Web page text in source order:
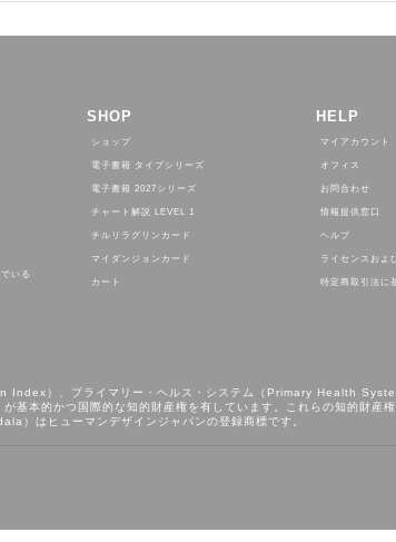
いる
SHOP
ショップ
電子書籍 タイプシリーズ
電子書籍 2027シリーズ
チャート解説 LEVEL 1
チルリラグリンカード
マイダンジョンカード
カート
HELP
マイアカウント
オフィス
お問合わせ
情報提供窓口
ヘルプ
ライセンスおよ
特定商取引法に
）、プライマリー・ヘルス・システム（Primary Health
本的かつ国際的な知的財産権を有しています。これらの知的財産権
）はヒューマンデザインジャパンの登録商標です。